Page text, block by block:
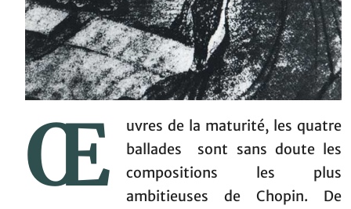
Œ
uvres de la maturité, les quatre
ballades sont sans doute les
compositions les plus
ambitieuses de Chopin. De